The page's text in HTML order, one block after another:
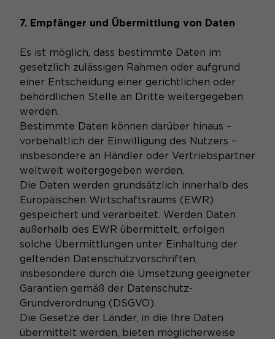
7. Empfänger und Übermittlung von Daten
Es ist möglich, dass bestimmte Daten im
gesetzlich zulässigen Rahmen oder aufgrund
einer Entscheidung einer gerichtlichen oder
behördlichen Stelle an Dritte weitergegeben
werden.
Bestimmte Daten können darüber hinaus –
vorbehaltlich der Einwilligung des Nutzers –
insbesondere an Händler oder Vertriebspartner
weltweit weitergegeben werden.
Die Daten werden grundsätzlich innerhalb des
Europäischen Wirtschaftsraums (EWR)
gespeichert und verarbeitet. Werden Daten
außerhalb des EWR übermittelt, erfolgen
solche Übermittlungen unter Einhaltung der
geltenden Datenschutzvorschriften,
insbesondere durch die Umsetzung geeigneter
Garantien gemäß der Datenschutz-
Grundverordnung (DSGVO).
Die Gesetze der Länder, in die Ihre Daten
übermittelt werden, bieten möglicherweise